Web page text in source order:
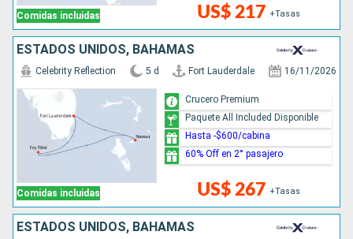
Comidas incluidas US$ 217 +Tasas
ESTADOS UNIDOS, BAHAMAS
Comidas incluidas
Celebrity Reflection 5 d Fort Lauderdale 16/11/2026
US$ 267 +Tasas
Crucero Premium
Paquete All Included Disponible
Hasta -$600/cabina
60% Off en 2° pasajero
ESTADOS UNIDOS, BAHAMAS